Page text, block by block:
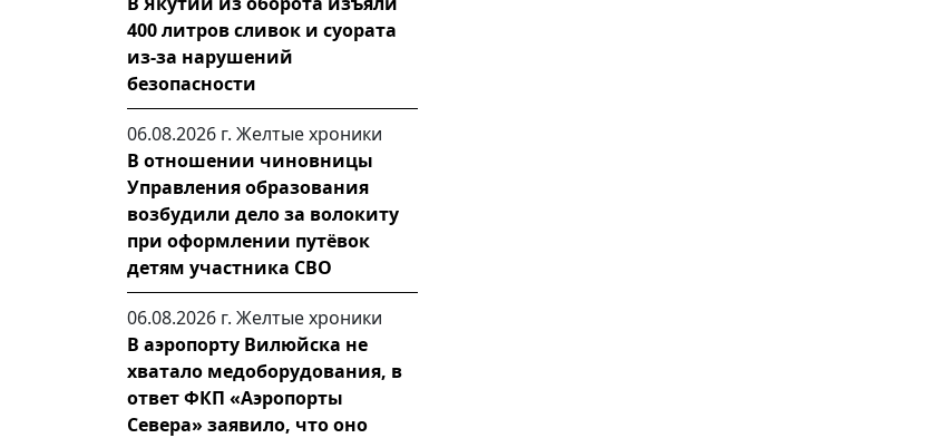
400 литров сливок и суората
из-за нарушений
безопасности
06.08.2026 г. Желтые хроники
В отношении чиновницы
Управления образования
возбудили дело за волокиту
при оформлении путёвок
детям участника СВО
06.08.2026 г. Желтые хроники
В аэропорту Вилюйска не
хватало медоборудования, в
ответ ФКП «Аэропорты
Севера» заявило, что оно